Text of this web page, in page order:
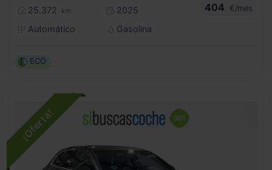
25.372 km
2025
Automático
Gasolina
404
€/mes
ECO